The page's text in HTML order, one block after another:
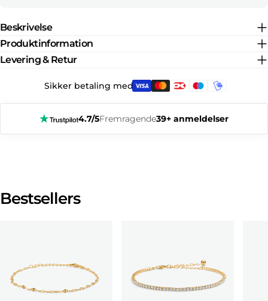
Beskrivelse
Produktinformation
Levering & Retur
Sikker betaling med:
4.7/5Fremragende39+ anmeldelser
Bestsellers